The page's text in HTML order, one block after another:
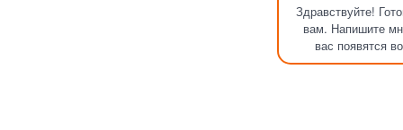
Здравствуйте!
вам. Напишите
вас появятся